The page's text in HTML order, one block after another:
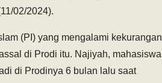
02/2024).
(PI) yang mengalami kekurangan
di Prodi itu. Najiyah, mahasiswa
di Prodinya 6 bulan lalu saat